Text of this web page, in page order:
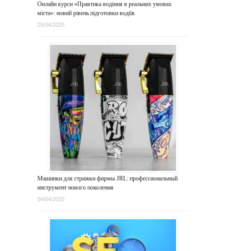
Онлайн курси «Практика водіння в реальних умовах
міста»: новий рівень підготовки водіїв
25/04/2025
Машинки для стрижки фирмы JRL: профессиональный
инструмент нового поколения
04/04/2025